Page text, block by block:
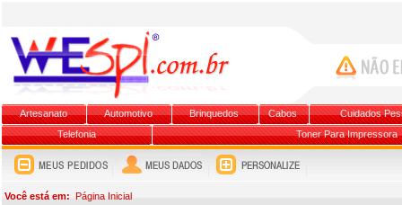
Artesanato Automotivo Brinquedos Cabos
Cuidados
Telefonia
Toner Para Impressora
Você está em: Página Inicial